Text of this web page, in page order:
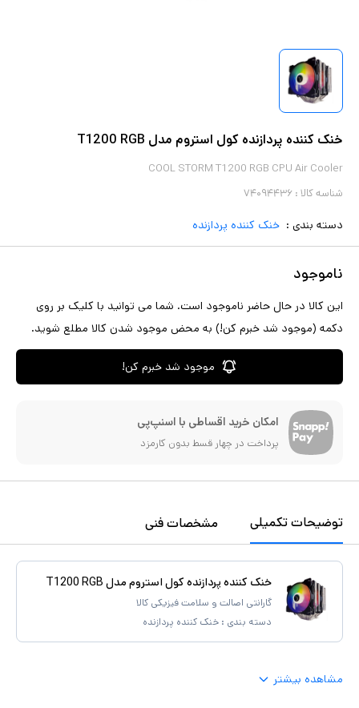
خنک کننده پردازنده کول استروم مدل T1200 RGB
COOL STORM T1200 RGB CPU Air Cooler
شناسه کالا : ۷۴۰۹۴۴۳۶
دسته بندی : خنک کننده پردازنده
ناموجود
این کالا در حال حاضر ناموجود است. شما می توانید با کلیک بر روی
دکمه (موجود شد خبرم کن!) به محض موجود شدن کالا مطلع شوید.
موجود شد خبرم کن!
امکان خرید اقساطی با اسنپ‌پی
پرداخت در چهار قسط بدون کارمزد
توضیحات تکمیلی مشخصات فنی
خنک کننده پردازنده کول استروم مدل T1200 RGB
گارانتی اصالت و سلامت فیزیکی کالا
دسته بندی : خنک کننده پردازنده
مشاهده بیشتر